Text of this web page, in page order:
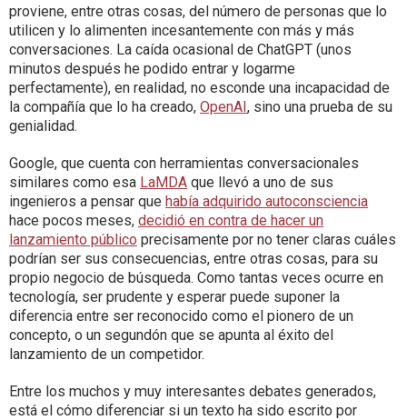
proviene, entre otras cosas, del número de personas que lo
utilicen y lo alimenten incesantemente con más y más
conversaciones. La caída ocasional de ChatGPT (unos
minutos después he podido entrar y logarme
perfectamente), en realidad, no esconde una incapacidad de
la compañía que lo ha creado, OpenAI, sino una prueba de su
genialidad.
Google, que cuenta con herramientas conversacionales
similares como esa LaMDA que llevó a uno de sus
ingenieros a pensar que había adquirido autoconsciencia
hace pocos meses, decidió en contra de hacer un
lanzamiento público precisamente por no tener claras cuáles
podrían ser sus consecuencias, entre otras cosas, para su
propio negocio de búsqueda. Como tantas veces ocurre en
tecnología, ser prudente y esperar puede suponer la
diferencia entre ser reconocido como el pionero de un
concepto, o un segundón que se apunta al éxito del
lanzamiento de un competidor.
Entre los muchos y muy interesantes debates generados,
está el cómo diferenciar si un texto ha sido escrito por